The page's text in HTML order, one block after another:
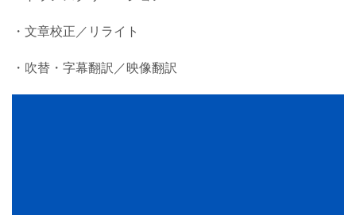
・文章校正／リライト
・吹替・字幕翻訳／映像翻訳